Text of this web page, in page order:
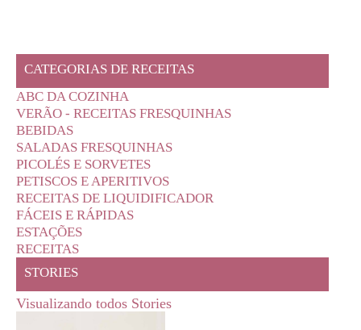
CATEGORIAS DE RECEITAS
ABC DA COZINHA
VERÃO - RECEITAS FRESQUINHAS
BEBIDAS
SALADAS FRESQUINHAS
PICOLÉS E SORVETES
PETISCOS E APERITIVOS
RECEITAS DE LIQUIDIFICADOR
FÁCEIS E RÁPIDAS
ESTAÇÕES
RECEITAS
STORIES
Visualizando todos Stories